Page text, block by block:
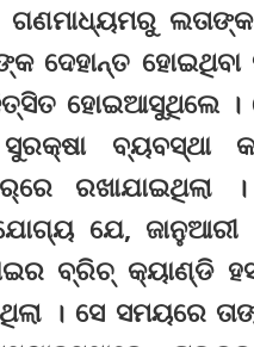
ଗଣମାଧ୍ୟମରୁ
ଦେହାନ୍ତ
ହୋଇଆସୁଥିଲେ
ସୁରକ୍ଷା ବ୍ୟବସ୍ଥା
ଯେ,
ବ୍ରିଚ୍ କ୍ୟାଣ୍ଡି
। ସେ ସମୟରେ